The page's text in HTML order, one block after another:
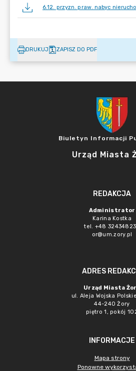
6.12. przyzn. praw. nabyc
DRUKUJ ZAPISZ DO PDF
Biuletyn Informacji
Urząd Miasta
REDAKCJA
Administrator
Karina Kostka
tel. +48
or@um.zory.pl
ADRES
Urząd Miasta
ul. Aleja Wojska
44-240 Żory
piętro 1, pokój
INFORMACJE
Mapa strony
Ponowne